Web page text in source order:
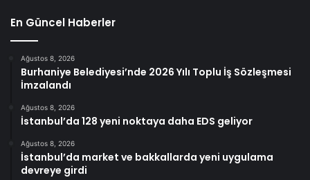
En Güncel Haberler
Ağustos 8, 2026
Burhaniye Belediyesi’nde 2026 Yılı Toplu İş Sözleşmesi
İmzalandı
Ağustos 8, 2026
İstanbul’da 128 yeni noktaya daha EDS geliyor
Ağustos 8, 2026
İstanbul’da market ve bakkallarda yeni uygulama
devreye girdi